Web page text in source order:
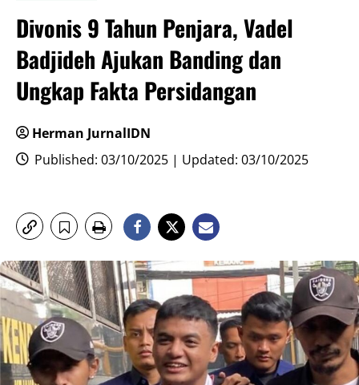
Divonis 9 Tahun Penjara, Vadel
Badjideh Ajukan Banding dan
Ungkap Fakta Persidangan
Herman JurnalIDN
Published: 03/10/2025 | Updated: 03/10/2025